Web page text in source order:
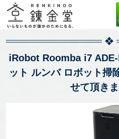
iRobot Roomba i7
ット ルンバ ロボット掃
せて頂きま